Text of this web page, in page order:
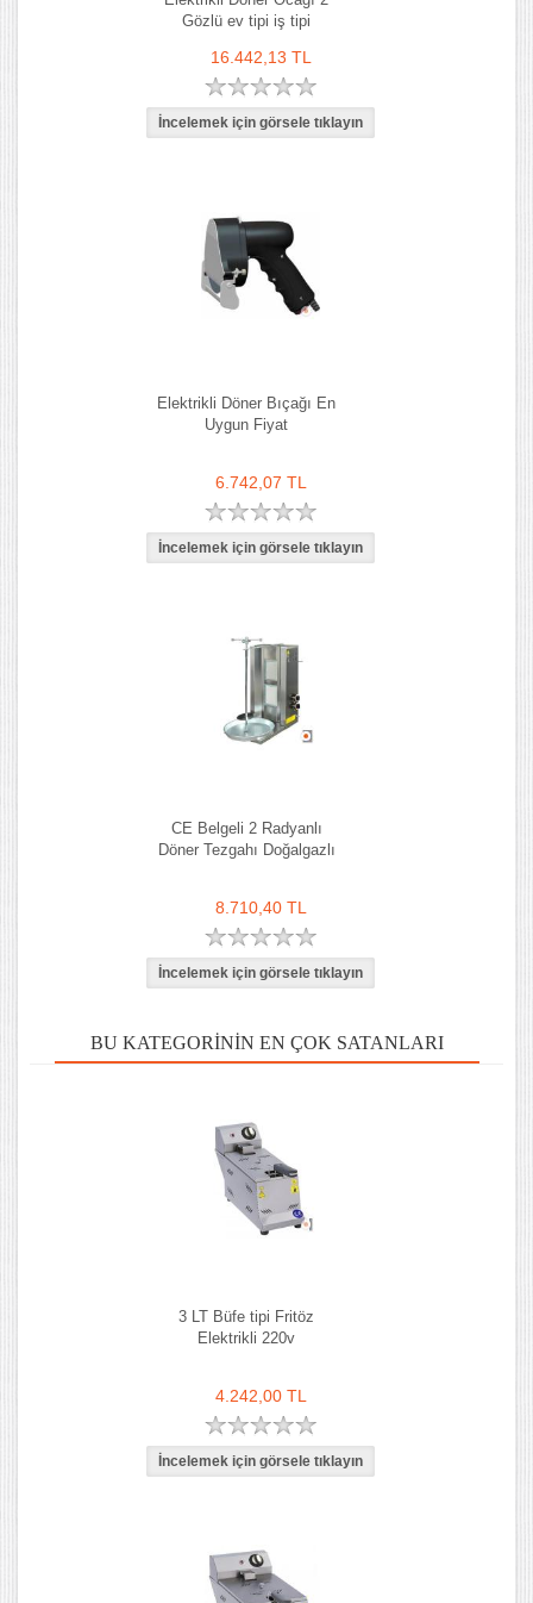
Gözlü ev tipi iş tipi
16.442,13 TL
Elektrikli Döner Bıçağı En
Uygun Fiyat
6.742,07 TL
CE Belgeli 2 Radyanlı
Döner Tezgahı Doğalgazlı
8.710,40 TL
BU KATEGORININ EN ÇOK SATANLARI
3 LT Büfe tipi Fritöz
Elektrikli 220v
4.242,00 TL